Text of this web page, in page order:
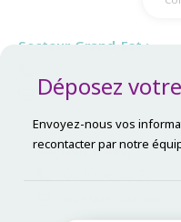
Secteur Grand-Est :
mulhouse@c2ai.com
Secteur Ouest :
Déposez
Envoyez-nous vos
recontacter par notre